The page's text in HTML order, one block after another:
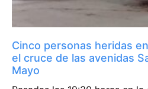
Cinco personas heridas
el cruce de las avenidas
Mayo